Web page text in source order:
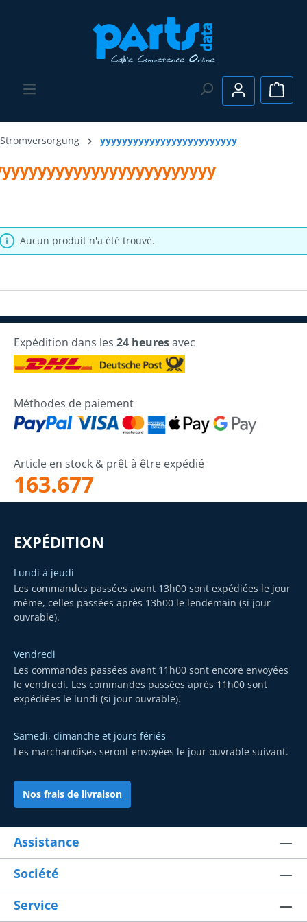
Le
Stromversorgung yyyyyyyyyyyyyyyyyyyyyyyyy
Aucun produit n'a été trouvé.
Expédition dans les 24 heuresavec
Méthodes de paiement
Article en stock & prêt à être expédié
163.677
EXPÉDITION
Lundi à jeudi
Les commandes passées avant 13h00 sont expédiées le jour
même, celles passées après 13h00 le lendemain (si jour
ouvrable).
Vendredi
Les commandes passées avant 11h00 sont encore envoyées
le vendredi. Les commandes passées après 11h00 sont
expédiées le lundi (si jour ouvrable).
Samedi, dimanche et jours fériés
Les marchandises seront envoyées le jour ouvrable suivant.
Nos frais de livraison
Assistance
Société
Service